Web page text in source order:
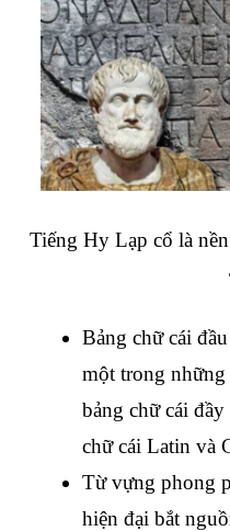
Tiếng Hy Lạp cổ là
Bảng chữ cái
một trong
bảng chữ cái
chữ cái Latin và
Từ vựng phong
hiện đại bắt